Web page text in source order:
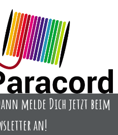
melde Dich jetzt beim
an!